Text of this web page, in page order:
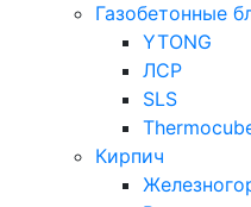
Газобетонные
YTONG
ЛСР
SLS
Кирпич